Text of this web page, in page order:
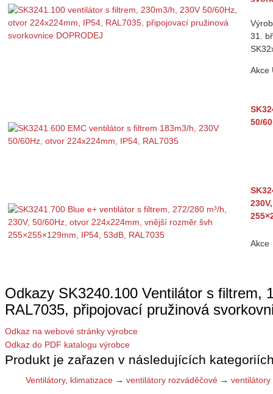
31.
Akce
50/
Akce
Odkazy SK3240.100 Ventilátor s filtrem,
RAL7035, připojovací pružinová
Odkaz na webové stránky výrobce
Odkaz do PDF katalogu výrobce
Produkt je zařazen v následujících
Ventilátory, klimatizace → ventilátory rozváděčové →